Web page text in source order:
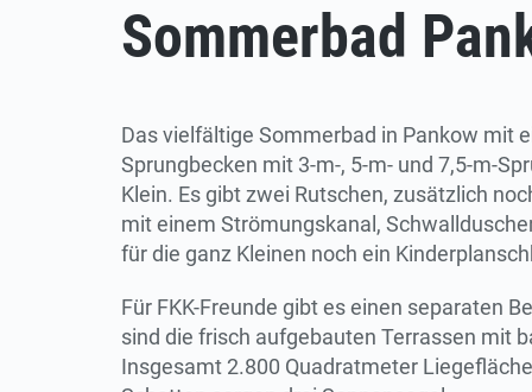
Sommerbad
Das vielfältige Sommerbad in Pankow mit
Sprungbecken mit 3-m-, 5-m- und 7,5-m-
Klein. Es gibt zwei Rutschen, zusätzlich
mit einem Strömungskanal,
für die ganz Kleinen noch ein
Für FKK-Freunde gibt es einen separaten
sind die frisch aufgebauten Terrassen mit
Insgesamt 2.800 Quadratmeter